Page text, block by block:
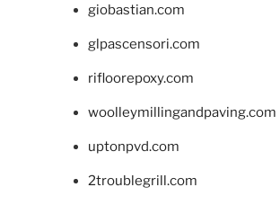
giobastian.com
glpascensori.com
rifloorepoxy.com
woolleymillingandpaving.com
uptonpvd.com
2troublegrill.com